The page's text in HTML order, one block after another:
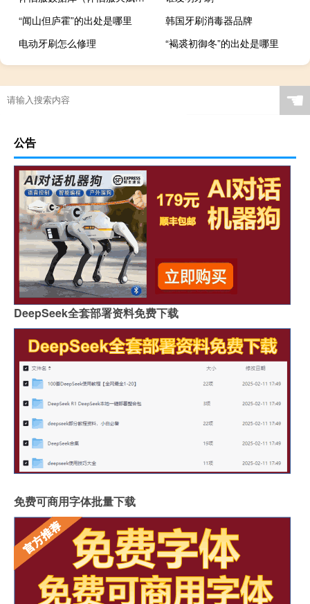
“闻山但庐霍”的出处是哪里
韩国牙刷消毒器品牌
电动牙刷怎么修理
“褐裘初御冬”的出处是哪里
☚
公告
DeepSeek全套部署资料免费下载
免费可商用字体批量下载